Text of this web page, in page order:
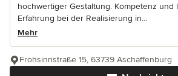
hochwertiger Gestaltung. Kompetenz und
Erfahrung bei der Realisierung in...
Mehr
Frohsinnstraße 15, 63739 Aschaffenburg